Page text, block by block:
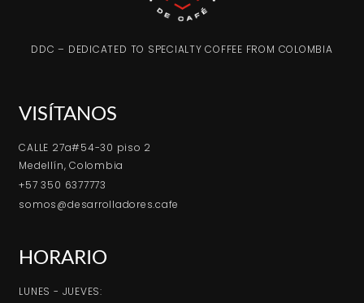
DDC – DEDICATED TO SPECIALTY COFFEE FROM COLOMBIA
VISÍTANOS
CALLE 27a#54-30 piso 2
Medellín, Colombia
+57 350 6377773
somos@desarrolladores.cafe
HORARIO
LUNES - JUEVES: